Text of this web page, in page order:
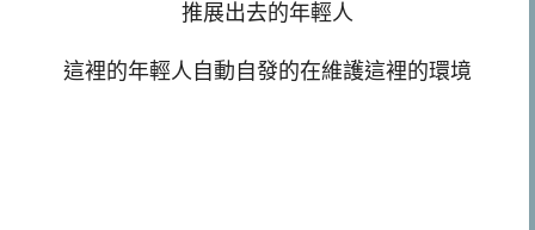
推展出去的年輕人
這裡的年輕人自動自發的在維護這裡的環境